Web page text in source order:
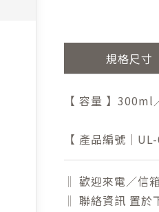
規格尺寸
【 容量 】
【 產品編號｜
‖ 歡迎來電／信
‖ 聯絡資訊 置於